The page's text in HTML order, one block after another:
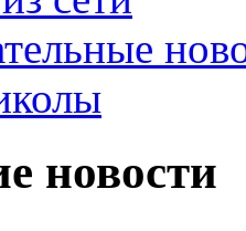
новости